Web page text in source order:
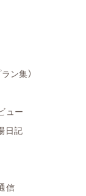
ン集）
ュー
日記
信